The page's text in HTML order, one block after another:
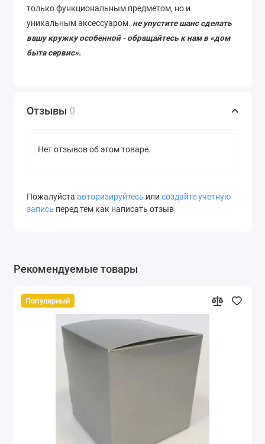
только функциональным предметом, но и
уникальным аксессуаром. не упустите шанс сделать
вашу кружку особенной - обращайтесь к нам в «дом
быта сервис».
Отзывы 0
Нет отзывов об этом товаре.
Пожалуйста авторизируйтесь или создайте учетную
запись перед тем как написать отзыв
Рекомендуемые товары
Популярный